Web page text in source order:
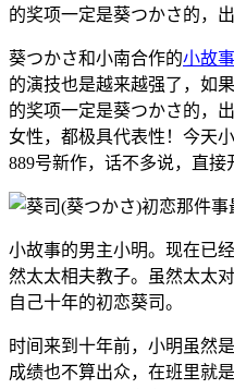
的奖项一定是葵つかさ的，
葵つかさ和小南合作的小故事
的演技也是越来越强了，如
的奖项一定是葵つかさ的，
女性，都极具代表性！今天
889号新作，话不多说，直接
小故事的男主小明。现在已
然太太相夫教子。虽然太太
自己十年的初恋葵司。
时间来到十年前，小明虽然
成绩也不算出众，在班里就